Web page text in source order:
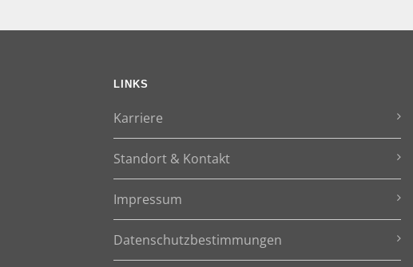
LINKS
Karriere
Standort & Kontakt
Impressum
Datenschutzbestimmungen